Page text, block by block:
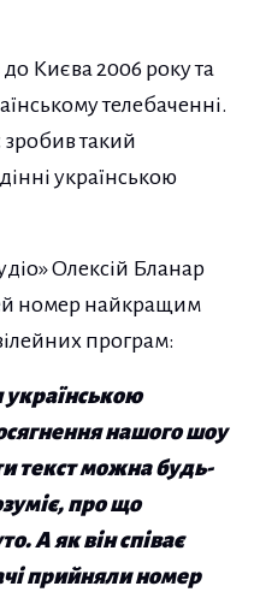
Києва 2006 року та
телебаченні.
зробив такий
українською
Олексій Бланар
номер найкращим
програм:
українською
нашого шоу
текст можна будь-
про що
А як він співає
прийняли номер